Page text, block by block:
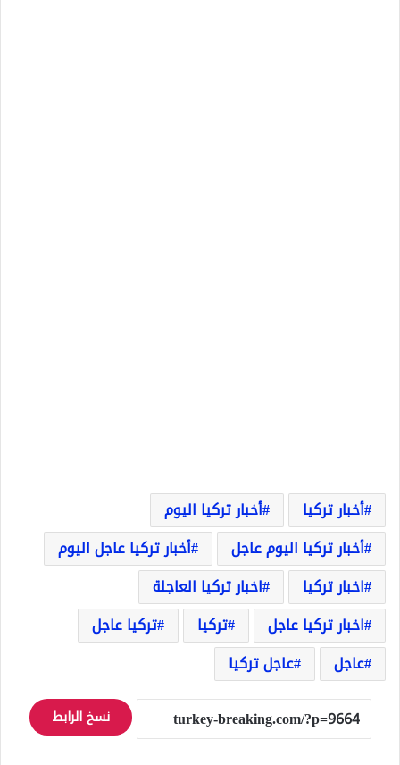
أخبار تركيا
أخبار تركيا اليوم
أخبار تركيا اليوم عاجل
أخبار تركيا عاجل اليوم
اخبار تركيا
اخبار تركيا العاجلة
اخبار تركيا عاجل
تركيا
تركيا عاجل
عاجل
عاجل تركيا
نسخ الرابط